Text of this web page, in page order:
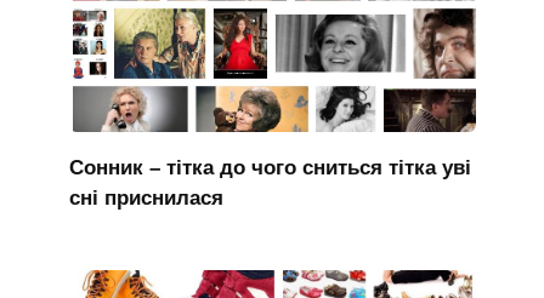
Сонник – тітка до чого сниться тітка уві
сні приснилася